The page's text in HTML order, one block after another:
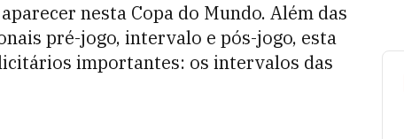
nesta Copa do Mundo. Além das
pré-jogo, intervalo e pós-jogo, esta
importantes: os intervalos das